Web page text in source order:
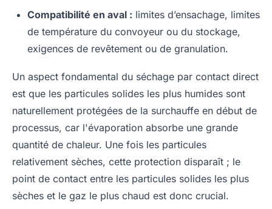
Compatibilité en aval : limites d’ensachage, limites
de température du convoyeur ou du stockage,
exigences de revêtement ou de granulation.
Un aspect fondamental du séchage par contact direct
est que les particules solides les plus humides sont
naturellement protégées de la surchauffe en début de
processus, car l'évaporation absorbe une grande
quantité de chaleur. Une fois les particules
relativement sèches, cette protection disparaît ; le
point de contact entre les particules solides les plus
sèches et le gaz le plus chaud est donc crucial.